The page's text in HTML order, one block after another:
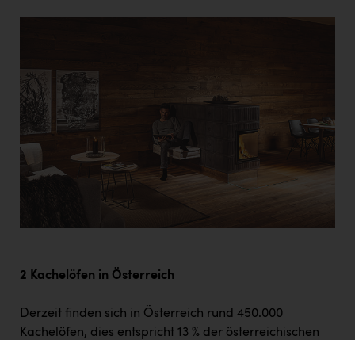
2 Kachelöfen in Österreich
Derzeit finden sich in Österreich rund 450.000
Kachelöfen, dies entspricht 13 % der österreichischen